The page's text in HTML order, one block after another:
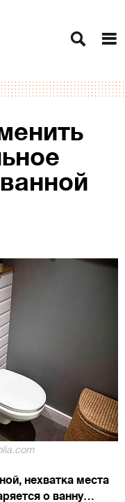
нехватка места
о ванну…